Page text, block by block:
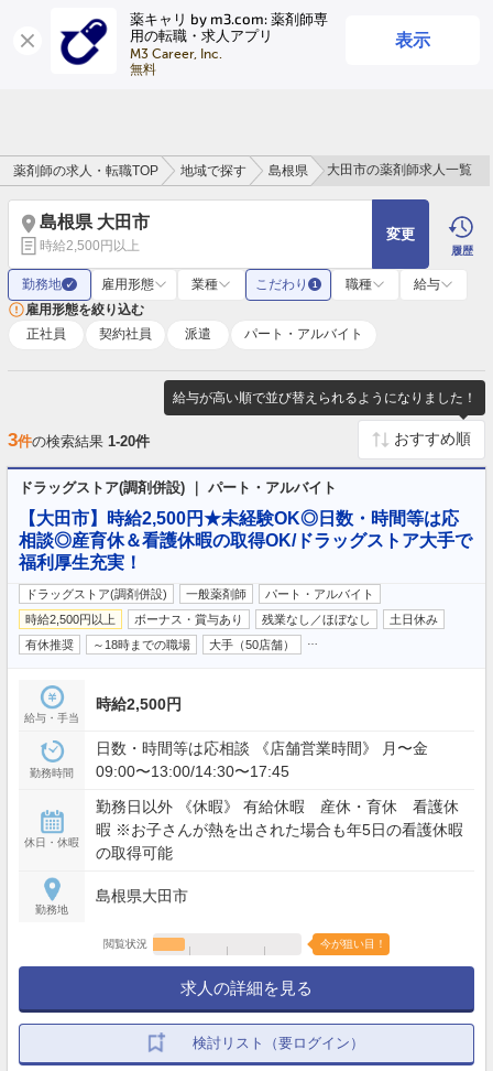
薬キャリ by m3.com: 薬剤師専
用の転職・求人アプリ
M3 Career, Inc.
無料
表示
ログイン
薬剤師の求人・転職TOP 地域で探す 島根県 大田市の薬剤師求人一覧
島根県 大田市
時給2,500円以上
変更
履歴
勤務地 ✓ 雇用形態 業種 こだわり 1 職種
給与
雇用形態を絞り込む
正社員
契約社員 派遣 パート・アルバイト
給与が高い順で並び替えられるようになりました！
3件の検索結果 1-20件
ドラッグストア(調剤併設) ｜ パート・アルバイト
【大田市】時給2,500円★未経験OK◎日数・時間等は応
相談◎産育休＆看護休暇の取得OK/ドラッグストア大手で
福利厚生充実！
ドラッグストア(調剤併設) 一般薬剤師
パート・アルバイト
時給2,500円以上
ボーナス・賞与あり 残業なし／ほぼなし
土日休み
有休推奨
～18時までの職場 大手（50店舗）
給与・手当
時給2,500円
勤務時間
日数・時間等は応相談 《店舗営業時間》 月〜金
09:00〜13:00/14:30〜17:45
休日・休暇
勤務日以外 《休暇》 有給休暇 産休・育休 看護休
暇 ※お子さんが熱を出された場合も年5日の看護休暇
の取得可能
勤務地
島根県大田市
閲覧状況 今が狙い目！
求人の詳細を見る
検討リスト（要ログイン）